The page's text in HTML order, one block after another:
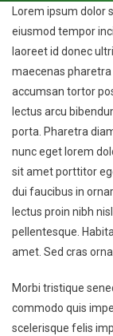
Lorem ipsum dolor
eiusmod tempor
laoreet id donec
maecenas pharetra
accumsan tortor
lectus arcu
porta. Pharetra
nunc eget lorem
sit amet porttitor
dui faucibus in
lectus proin nibh
pellentesque.
amet. Sed cras
Morbi tristique
commodo quis
scelerisque felis